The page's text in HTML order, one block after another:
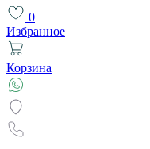
0
Избранное
Корзина